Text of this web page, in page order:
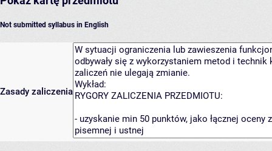
Not submitted syllabus in English
Zasady zaliczenia